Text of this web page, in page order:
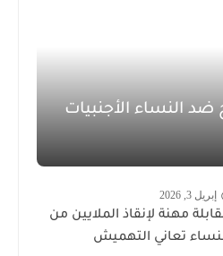
النساء الأجنبيات
إبريل 3, 2026
مهنة لإنقاذ الملايين من
تعاني التهميش